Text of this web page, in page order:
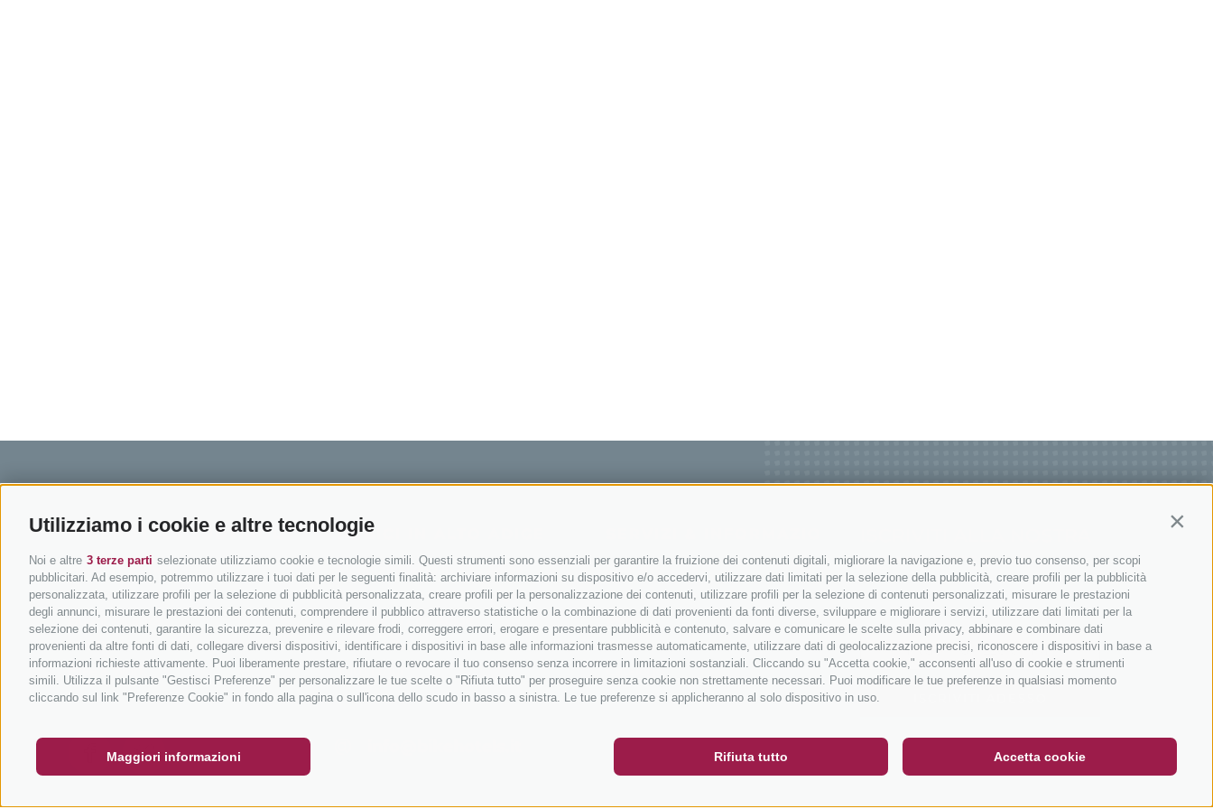
Utilizziamo i cookie e altre tecnologie
Noi e altre 3 terze parti selezionate utilizziamo cookie e tecnologie simili. Questi strumenti sono essenziali per garantire la fruizione dei contenuti digitali, migliorare la navigazione e, previo tuo consenso, per scopi
pubblicitari. Ad esempio, potremmo utilizzare i tuoi dati per le seguenti finalità: archiviare informazioni su dispositivo e/o accedervi, utilizzare dati limitati per la selezione della pubblicità, creare profili per la pubblicità
personalizzata, utilizzare profili per la selezione di pubblicità personalizzata, creare profili per la personalizzazione dei contenuti, utilizzare profili per la selezione di contenuti personalizzati, misurare le prestazioni
degli annunci, misurare le prestazioni dei contenuti, comprendere il pubblico attraverso statistiche o la combinazione di dati provenienti da fonti diverse, sviluppare e migliorare i servizi, utilizzare dati limitati per la
selezione dei contenuti, garantire la sicurezza, prevenire e rilevare frodi, correggere errori, erogare e presentare pubblicità e contenuto, salvare e comunicare le scelte sulla privacy, abbinare e combinare dati
provenienti da altre fonti di dati, collegare diversi dispositivi, identificare i dispositivi in base alle informazioni trasmesse automaticamente, utilizzare dati di geolocalizzazione precisi, riconoscere i dispositivi in base a
informazioni richieste attivamente. Puoi liberamente prestare, rifiutare o revocare il tuo consenso senza incorrere in limitazioni sostanziali. Cliccando su "Accetta cookie," acconsenti all'uso di cookie e strumenti
simili. Utilizza il pulsante "Gestisci Preferenze" per personalizzare le tue scelte o "Rifiuta tutto" per proseguire senza cookie non strettamente necessari. Puoi modificare le tue preferenze in qualsiasi momento
cliccando sul link "Preferenze Cookie" in fondo alla pagina o sull'icona dello scudo in basso a sinistra. Le tue preferenze si applicheranno al solo dispositivo in uso.
Accetta cookie
Rifiuta tutto
Maggiori informazioni
BUONO FAQ - GARANZIA DI QUALITÀ NEWSLETTER SOCIAL WALL METEO
BIKEHOTELS SÜDTIROL
Hotel & pacchetti
Pacchetti vacanze
Buoni vacanza
Hot Deals
Bike & Work
IN BICI IN ALTO ADIGE
Mountainbiking in Alto Adige
In bici da corsa in Alto Adige
Ciclabili in Alto Adige
Scuole bike
Tutti i tour
Contatto
Come arrivare
Meteo
Eventi
Catalogo
NEWSLETTER